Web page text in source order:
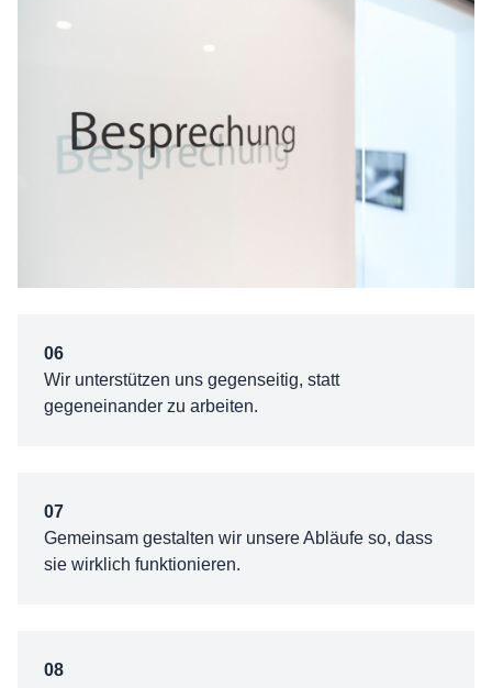
06
Wir unterstützen uns gegenseitig, statt
gegeneinander zu arbeiten.
07
Gemeinsam gestalten wir unsere Abläufe so, dass
sie wirklich funktionieren.
08